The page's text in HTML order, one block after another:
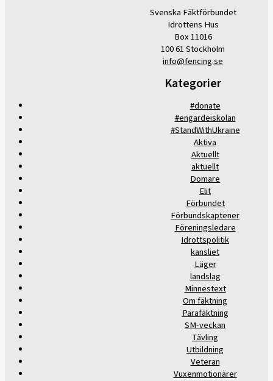
Svenska Fäktförbundet
Idrottens Hus
Box 11016
100 61 Stockholm
info@fencing.se
Kategorier
#donate
#engardeiskolan
#StandWithUkraine
Aktiva
Aktuellt
aktuellt
Domare
Elit
Förbundet
Förbundskaptener
Föreningsledare
Idrottspolitik
kansliet
Läger
landslag
Minnestext
Om fäktning
Parafäktning
SM-veckan
Tävling
Utbildning
Veteran
Vuxenmotionärer